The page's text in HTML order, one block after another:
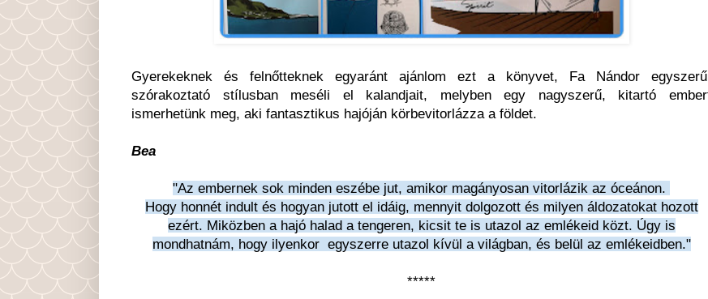
Gyerekeknek és felnőtteknek egyaránt ajánlom ezt a könyvet, Fa Nándor egyszerű,
szórakoztató stílusban meséli el kalandjait, melyben egy nagyszerű, kitartó
ismerhetünk meg, aki fantasztikus hajóján körbevitorlázza a földet.
Bea
"Az embernek sok minden eszébe jut, amikor magányosan vitorlázik az óceánon.
Hogy honnét indult és hogyan jutott el idáig, mennyit dolgozott és milyen áldozatokat hozott
ezért. Miközben a hajó halad a tengeren, kicsit te is utazol az emlékeid közt. Úgy is
mondhatnám, hogy ilyenkor egyszerre utazol kívül a világban, és belül az emlékeidben."
*****